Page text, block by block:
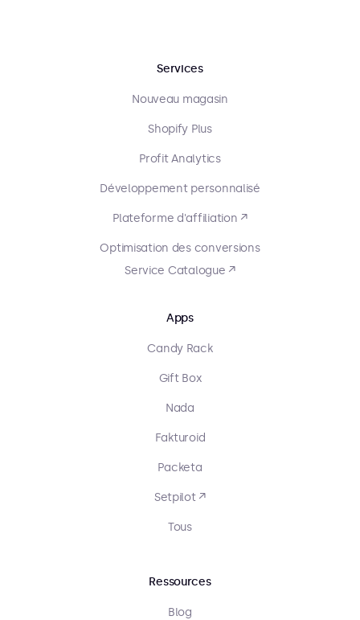
Services
Nouveau magasin
Shopify Plus
Profit Analytics
Développement personnalisé
Plateforme d'affiliation ↗
Optimisation des conversions
Service Catalogue ↗
Apps
Candy Rack
Gift Box
Nada
Fakturoid
Packeta
Setpilot ↗
Tous
Ressources
Blog